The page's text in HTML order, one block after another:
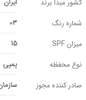
کشور مبدا برند
شماره رنگ
03
میزان SPF
15
نوع محفظه
پمپی
صادر کننده مجوز